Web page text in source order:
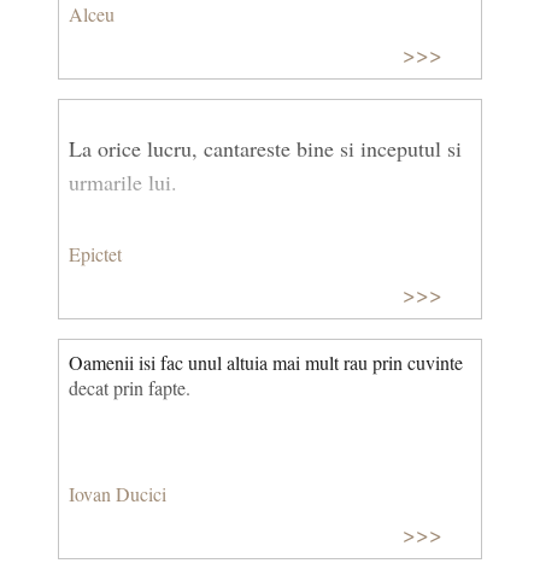
Alceu
>>>
La orice lucru, cantareste bine si inceputul si
urmarile lui.
Epictet
>>>
Oamenii isi fac unul altuia mai mult rau prin cuvinte
decat prin fapte.
Iovan Ducici
>>>